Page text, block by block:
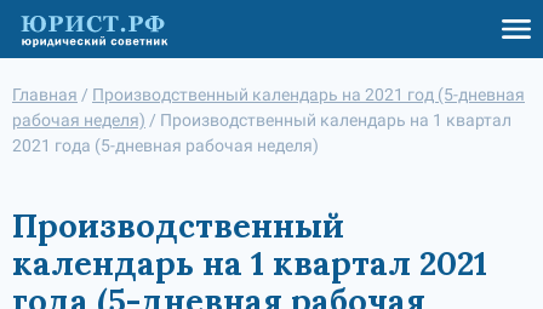
Главная / Производственный календарь на 2021 год (5-дневная
рабочая неделя) / Производственный календарь на 1 квартал
2021 года (5-дневная рабочая неделя)
Производственный
календарь на 1 квартал 2021
года (5-дневная рабочая